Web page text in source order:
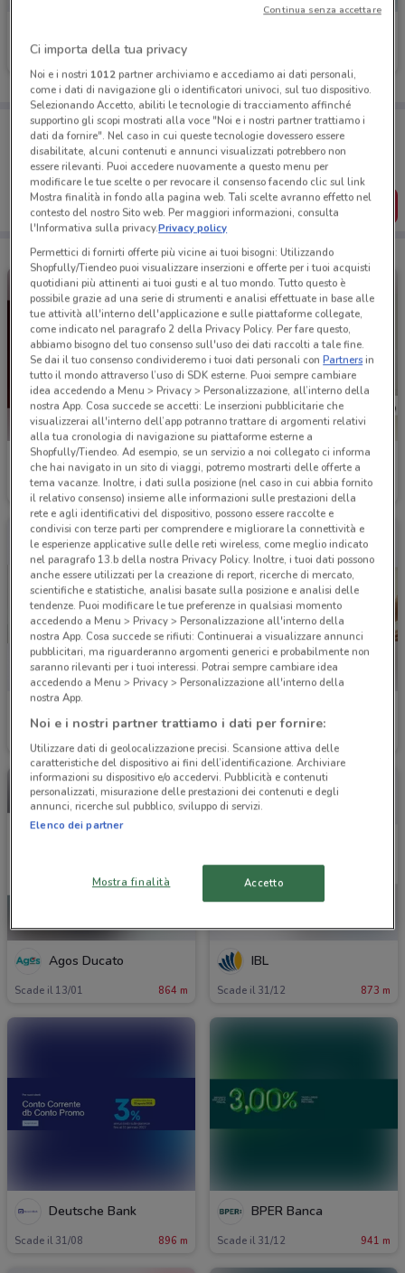
Scade il 03/09 470 m
Porta DoveConviene sempre con te!
Puoi trovare le migliori offerte dei negozi vicino a te,
salvarle e creare la tua lista del risparmio, comodamente
dal tuo cellulare.
SCARICA L’APP
MPS
Scade il 31/12 586 m
Cofidis
Scade il 28/01 621 m
Scade il 23/09 716 m Scade il 31/12
Agos Ducato
Scade il 13/01 864 m
IBL
Scade il 31/12 873 m
Deutsche Bank
Scade il 31/08 896 m
BPER Banca
Scade il 31/12 941 m
Ci importa della tua privacy
Noi e i nostri 1012partner archiviamo e accediamo ai dati personali,
come i dati di navigazione gli o identificatori univoci, sul tuo dispositivo.
Selezionando Accetto, abiliti le tecnologie di tracciamento affinché
supportino gli scopi mostrati alla voce "Noi e i nostri partner trattiamo i
dati da fornire". Nel caso in cui queste tecnologie dovessero essere
disabilitate, alcuni contenuti e annunci visualizzati potrebbero non
essere rilevanti. Puoi accedere nuovamente a questo menu per
modificare le tue scelte o per revocare il consenso facendo clic sul link
Mostra finalità in fondo alla pagina web. Tali scelte avranno effetto nel
contesto del nostro Sito web. Per maggiori informazioni, consulta
l'Informativa sulla privacy.Privacy policy
Permettici di fornirti offerte più vicine ai tuoi bisogni: Utilizzando
Shopfully/Tiendeo puoi visualizzare inserzioni e offerte per i tuoi acquisti
quotidiani più attinenti ai tuoi gusti e al tuo mondo. Tutto questo è
possibile grazie ad una serie di strumenti e analisi effettuate in base alle
tue attività all'interno dell'applicazione e sulle piattaforme collegate,
come indicato nel paragrafo 2 della Privacy Policy. Per fare questo,
abbiamo bisogno del tuo consenso sull'uso dei dati raccolti a tale fine.
Se dai il tuo consenso condivideremo i tuoi dati personali conPartnersin
tutto il mondo attraverso l’uso di SDK esterne. Puoi sempre cambiare
idea accedendo a Menu > Privacy > Personalizzazione, all’interno della
nostra App. Cosa succede se accetti: Le inserzioni pubblicitarie che
visualizzerai all'interno dell’app potranno trattare di argomenti relativi
alla tua cronologia di navigazione su piattaforme esterne a
Shopfully/Tiendeo. Ad esempio, se un servizio a noi collegato ci informa
che hai navigato in un sito di viaggi, potremo mostrarti delle offerte a
tema vacanze. Inoltre, i dati sulla posizione (nel caso in cui abbia fornito
il relativo consenso) insieme alle informazioni sulle prestazioni della
rete e agli identificativi del dispositivo, possono essere raccolte e
condivisi con terze parti per comprendere e migliorare la connettività e
le esperienze applicative sulle delle reti wireless, come meglio indicato
nel paragrafo 13.b della nostra Privacy Policy. Inoltre, i tuoi dati possono
anche essere utilizzati per la creazione di report, ricerche di mercato,
scientifiche e statistiche, analisi basate sulla posizione e analisi delle
tendenze. Puoi modificare le tue preferenze in qualsiasi momento
accedendo a Menu > Privacy > Personalizzazione all'interno della
nostra App. Cosa succede se rifiuti: Continuerai a visualizzare annunci
pubblicitari, ma riguarderanno argomenti generici e probabilmente non
saranno rilevanti per i tuoi interessi. Potrai sempre cambiare idea
accedendo a Menu > Privacy > Personalizzazione all'interno della
nostra App.
Noi e i nostri partner trattiamo i dati per fornire:
Utilizzare dati di geolocalizzazione precisi. Scansione attiva delle
caratteristiche del dispositivo ai fini dell’identificazione. Archiviare
informazioni su dispositivo e/o accedervi. Pubblicità e contenuti
personalizzati, misurazione delle prestazioni dei contenuti e degli
annunci, ricerche sul pubblico, sviluppo di servizi.
Elenco dei partner
Mostra finalità Accetto
Continua senza accettare